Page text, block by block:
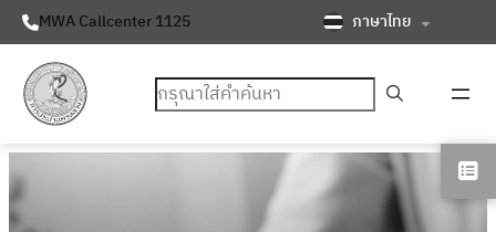
MWA Callcenter 1125 ภาษาไทย
ค้นหา